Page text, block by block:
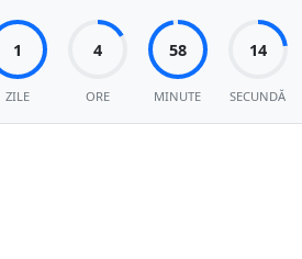
1
ZILE
4
ORE
58
MINUTE
15
SECUNDĂ